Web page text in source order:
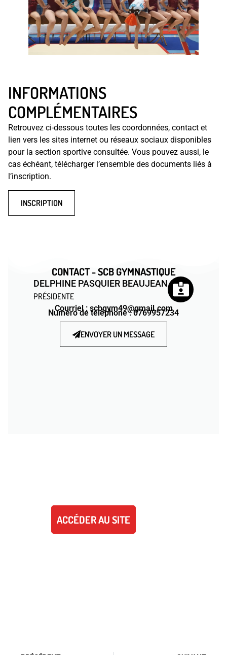
INFORMATIONS
COMPLÉMENTAIRES
Retrouvez ci-dessous toutes les coordonnées, contact et
lien vers les sites internet ou réseaux sociaux disponibles
pour la section sportive consultée. Vous pouvez aussi, le
cas échéant, télécharger l’ensemble des documents liés à
l’inscription.
INSCRIPTION
CONTACT - SCB GYMNASTIQUE
DELPHINE PASQUIER BEAUJEAN
PRÉSIDENTE
Courriel : scbgym49@gmail.com
Numéro de téléphone : 0769957234
ENVOYER UN MESSAGE
ACCÉDER AU SITE